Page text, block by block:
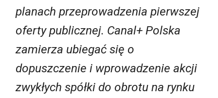
planach przeprowadzenia pierwszej
oferty publicznej. Canal+ Polska
zamierza ubiegać się o
dopuszczenie i wprowadzenie akcji
zwykłych spółki do obrotu na rynku